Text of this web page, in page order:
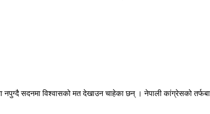
सदनमा विश्वासको मत देखाउन चाहेका छन् । नेपाली कांग्रेसको